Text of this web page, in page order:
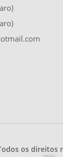
os direitos